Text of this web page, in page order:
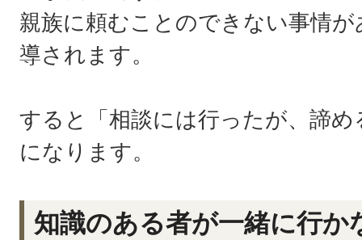
親族に頼むことのできない事情
導されます。
すると「相談には行ったが、諦
になります。
知識のある者が一緒に行か